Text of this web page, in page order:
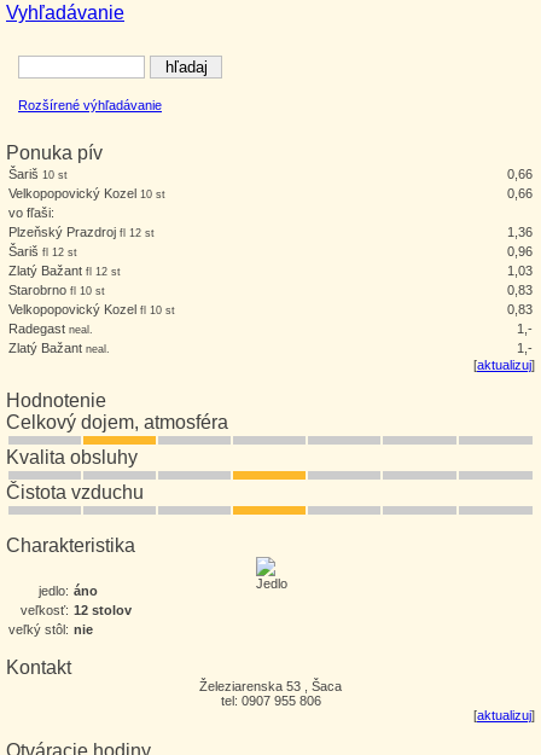
Vyhľadávanie
Rozšírené výhľadávanie
Ponuka pív
Šariš 10 st
0,66
Velkopopovický Kozel 10 st
0,66
vo fľaši:
Plzeňský Prazdroj fl 12 st
1,36
Šariš fl 12 st
0,96
Zlatý Bažant fl 12 st
1,03
Starobrno fl 10 st
0,83
Velkopopovický Kozel fl 10 st
0,83
Radegast neal.
1,-
Zlatý Bažant neal.
1,-
[aktualizuj]
Hodnotenie
Celkový dojem, atmosféra
Kvalita obsluhy
Čistota vzduchu
Charakteristika
jedlo: áno
veľkosť: 12 stolov
veľký stôl: nie
Kontakt
Železiarenska 53 , Šaca
tel: 0907 955 806
[aktualizuj]
Otváracie hodiny